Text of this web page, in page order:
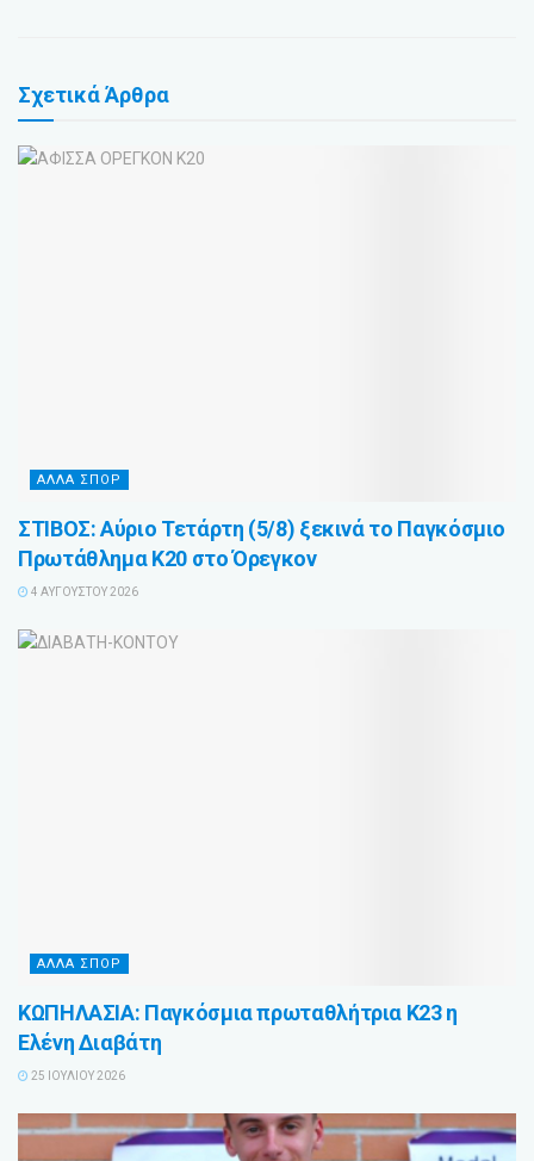
ΣχετικάΆρθρα
ΑΛΛΑ ΣΠΟΡ
ΣΤΙΒΟΣ: Αύριο Τετάρτη (5/8) ξεκινά το Παγκόσμιο
Πρωτάθλημα Κ20 στο Όρεγκον
4 ΑΥΓΟΎΣΤΟΥ 2026
ΑΛΛΑ ΣΠΟΡ
ΚΩΠΗΛΑΣΙΑ: Παγκόσμια πρωταθλήτρια Κ23 η
Ελένη Διαβάτη
25 ΙΟΥΛΊΟΥ 2026